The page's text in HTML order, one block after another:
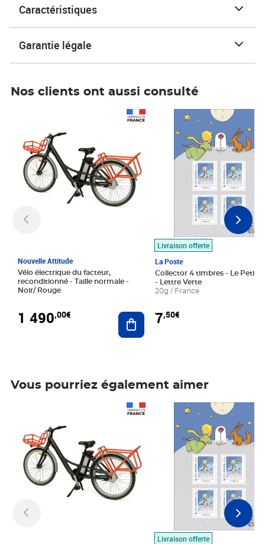
Caractéristiques
Garantie légale
Nos clients ont aussi consulté
Nouvelle Attitude
Vélo électrique du facteur,
reconditionné - Taille normale -
Noir/ Rouge
1 490,00€ Ajouter au panier
Livraison offerte
La Poste
Collector 4 timbres - Le Petit
- Lettre Verte
20g / France
7,50€
Prix 7,50€
Vous pourriez également aimer
Livraison offerte
Prix 7,50€